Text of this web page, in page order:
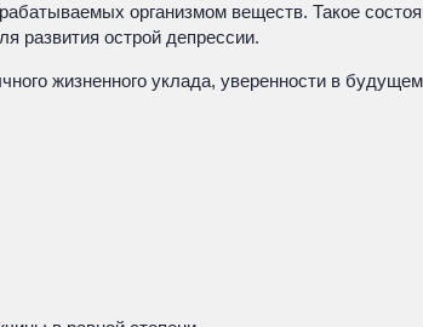
организмом веществ. Такое
развития острой депрессии.
жизненного уклада, уверенности в